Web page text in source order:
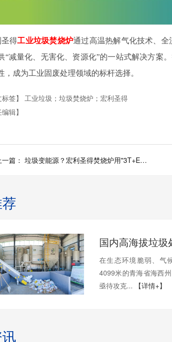
得工业垃圾焚烧炉通过高温热解气化技术、
“减量化、无害化、资源化”的一站式解决方案
，成为工业固废处理领域的标杆选择。
标签】 工业垃圾；垃圾焚烧炉；宏利圣得
编辑】
篇： 垃圾变能源？宏利圣得焚烧炉用"3T+E黑科技"让减碳环保触手可及！
在生态环境脆弱、气
4099米的青海省海西
亟待攻克...
【详情+】